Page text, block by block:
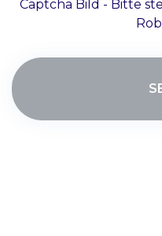
Captcha Bild - Bitte